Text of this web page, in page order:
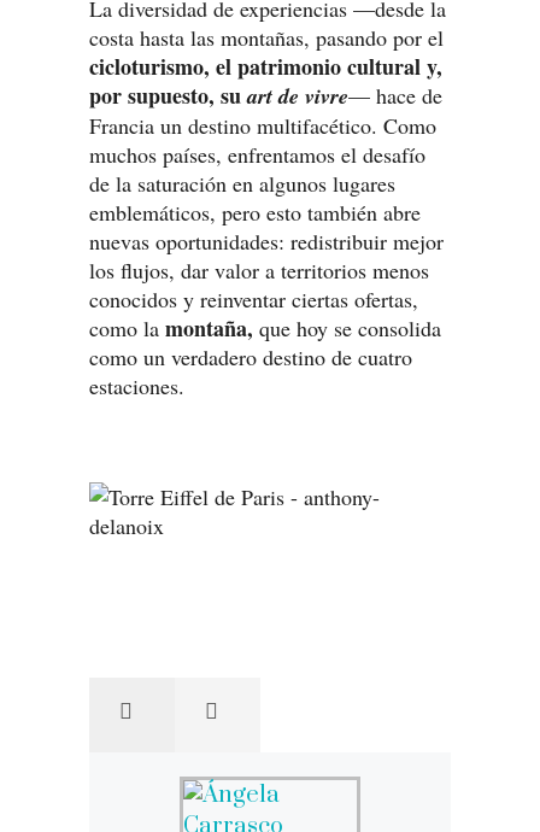
La diversidad de experiencias —desde la
costa hasta las montañas, pasando por el
cicloturismo, el patrimonio cultural y,
por supuesto, suart de vivre— hace de
Francia un destino multifacético. Como
muchos países, enfrentamos el desafío
de la saturación en algunos lugares
emblemáticos, pero esto también abre
nuevas oportunidades: redistribuir mejor
los flujos, dar valor a territorios menos
conocidos y reinventar ciertas ofertas,
como la montaña, que hoy se consolida
como un verdadero destino de cuatro
estaciones.